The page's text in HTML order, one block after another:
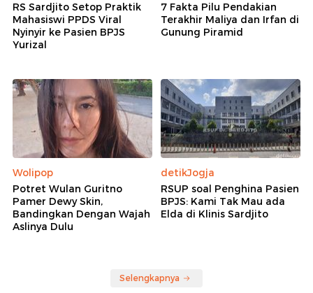
RS Sardjito Setop Praktik
Mahasiswi PPDS Viral
Nyinyir ke Pasien BPJS
Yurizal
7 Fakta Pilu Pendakian
Terakhir Maliya dan Irfan di
Gunung Piramid
Wolipop
Potret Wulan Guritno
Pamer Dewy Skin,
Bandingkan Dengan Wajah
Aslinya Dulu
detikJogja
RSUP soal Penghina Pasien
BPJS: Kami Tak Mau ada
Elda di Klinis Sardjito
Selengkapnya